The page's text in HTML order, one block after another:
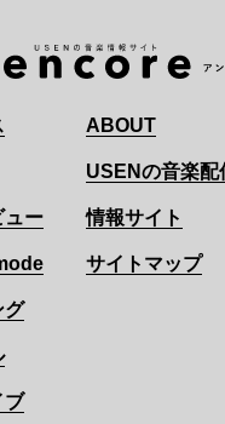
ュー
グ
ブ
ABOUT
USENの音楽配
情報サイト
サイトマップ